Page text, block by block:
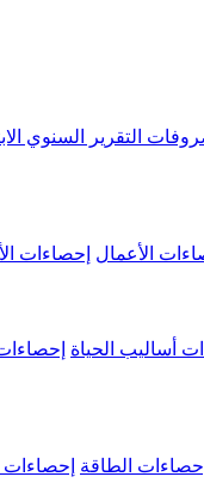
التقرير السنوي
الأعمال إحصاءات
أساليب الحياة
إحصاءات الطاقة إحصاءات